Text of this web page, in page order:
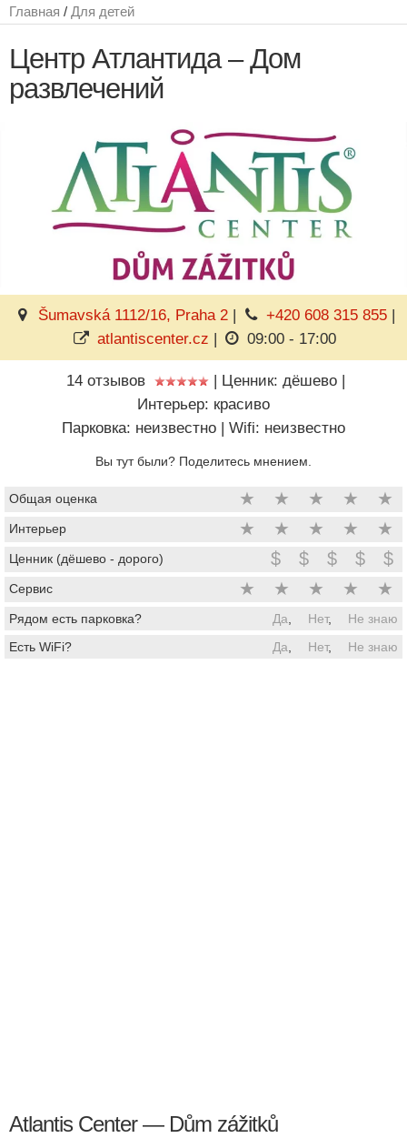
Главная / Для детей
Центр Атлантида – Дом
развлечений
Šumavská 1112/16, Praha 2| +420 608 315 855 |
atlantiscenter.cz | 09:00 - 17:00
14 отзывов | Ценник: дёшево |
Интерьер: красиво
Парковка: неизвестно | Wifi: неизвестно
Вы тут были? Поделитесь мнением.
Общая оценка ★ ★ ★ ★ ★
Интерьер ★ ★ ★ ★ ★
Ценник (дёшево - дорого) $ $ $ $ $
Сервис ★ ★ ★ ★ ★
Рядом есть парковка? Да Нет,
Не знаю
Есть WiFi?
Да Нет, Не знаю
Atlantis Center — Dům zážitků